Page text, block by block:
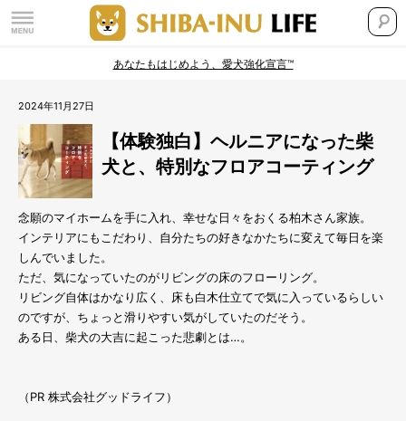
あなたもはじめよう、愛犬強化宣言™
2024年11月27日
【体験独白】ヘルニアになった柴
犬と、特別なフロアコーティング
念願のマイホームを手に入れ、幸せな日々をおくる柏木さん家族。
インテリアにもこだわり、自分たちの好きなかたちに変えて毎日を楽
しんでいました。
ただ、気になっていたのがリビングの床のフローリング。
リビング自体はかなり広く、床も白木仕立てで気に入っているらしい
のですが、ちょっと滑りやすい気がしていたのだそう。
ある日、柴犬の大吉に起こった悲劇とは…。
（PR 株式会社グッドライフ）